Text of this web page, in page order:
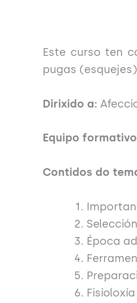
Este curso ten
pugas
Dirixido a:
Equipo
Contidos do
Época